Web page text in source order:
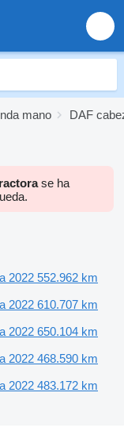
mano DAF
se ha
2022 552.962 km
2022 610.707 km
2022 650.104 km
2022 468.590 km
2022 483.172 km